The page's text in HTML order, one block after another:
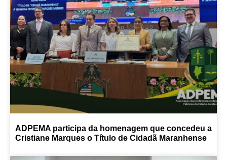
ADPEMA participa da homenagem que concedeu a
Cristiane Marques o Título de Cidadã Maranhense